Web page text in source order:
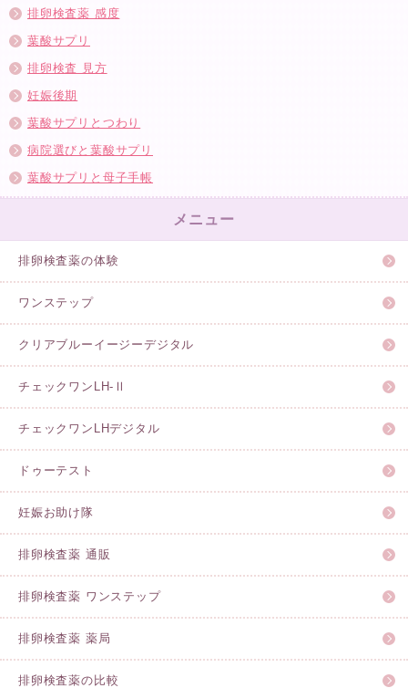
排卵検査薬 感度
葉酸サプリ
排卵検査 見方
妊娠後期
葉酸サプリとつわり
病院選びと葉酸サプリ
葉酸サプリと母子手帳
メニュー
排卵検査薬の体験
ワンステップ
クリアブルーイージーデジタル
チェックワンLH-Ⅱ
チェックワンLHデジタル
ドゥーテスト
妊娠お助け隊
排卵検査薬 通販
排卵検査薬 ワンステップ
排卵検査薬 薬局
排卵検査薬の比較